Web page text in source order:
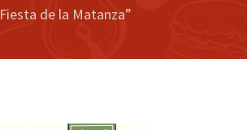
Fiesta de la Matanza”